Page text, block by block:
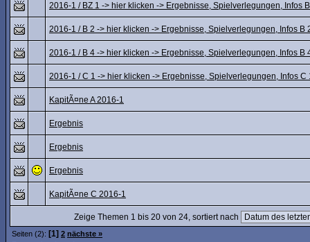
2016-1 / BZ 1 -> hier klicken -> Ergebnisse, Spielverlegungen, Infos
2016-1 / B 2 -> hier klicken -> Ergebnisse, Spielverlegungen, Infos B
2016-1 / B 4 -> hier klicken -> Ergebnisse, Spielverlegungen, Infos B
2016-1 / C 1 -> hier klicken -> Ergebnisse, Spielverlegungen, Infos C
KapitÃ¤ne A 2016-1
Ergebnis
Ergebnis
Ergebnis
KapitÃ¤ne C 2016-1
Zeige Themen 1 bis 20 von 24, sortiert nach
Seiten (2): [1] 2 nächste »